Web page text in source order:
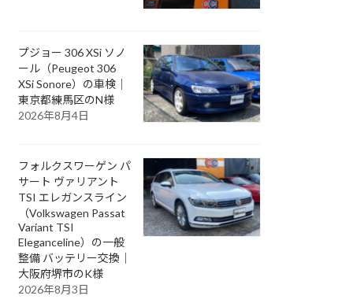
プジョー 306 XSi ソノ
ール（Peugeot 306
XSi Sonore）の車検｜
東京都練馬区のN様
2026年8月4日
フォルクスワーゲン パ
サート ヴァリアント
TSI エレガンスライン
（Volkswagen Passat
Variant TSI
Eleganceline）の一般
整備 バッテリー交換｜
大阪府堺市のK様
2026年8月3日